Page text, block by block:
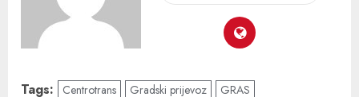
Tags: Centrotrans Gradski prijevoz
GRAS